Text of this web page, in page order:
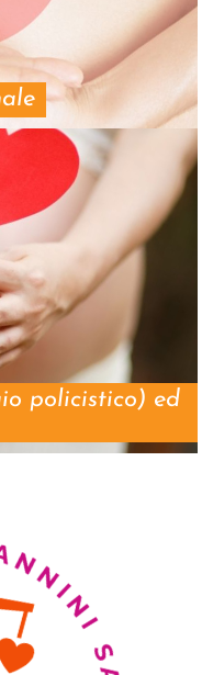
policistico) ed